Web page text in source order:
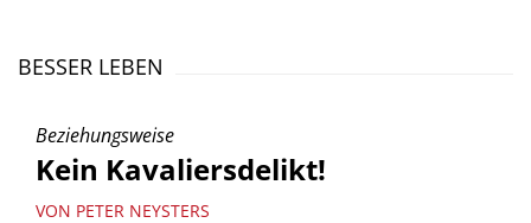
BESSER LEBEN
Beziehungsweise
Kein Kavaliersdelikt!
VON PETER NEYSTERS